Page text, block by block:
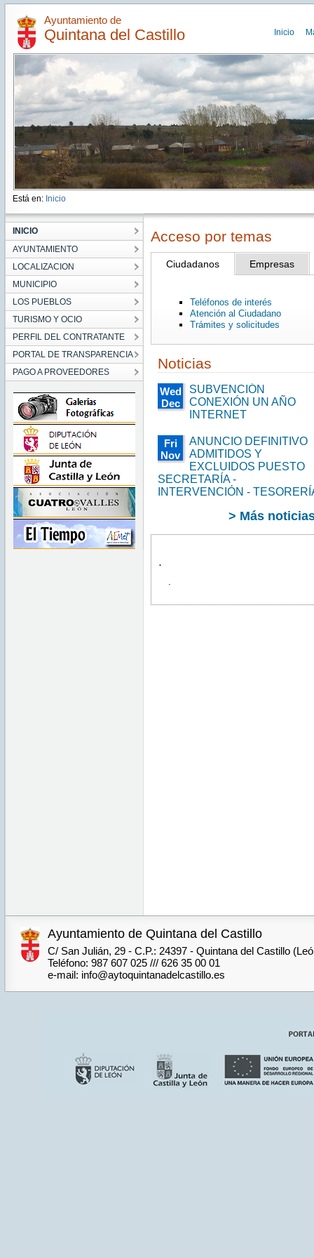
Ayuntamiento de
Quintana del Castillo Inicio
Está en: Inicio
INICIO
AYUNTAMIENTO
LOCALIZACION
MUNICIPIO
LOS PUEBLOS
TURISMO Y OCIO
PERFIL DEL CONTRATANTE
PORTAL DE TRANSPARENCIA
PAGO A PROVEEDORES
Acceso por temas
Ciudadanos Empresas
Teléfonos de interés
Atención al Ciudadano
Trámites y solicitudes
Noticias
Wed
Dec
CET
2021
Wed
15
00:00:00
CET
SUBVENCIÓN
CONEXIÓN UN AÑO
INTERNET
Fri
Nov
00:00:00
CET
ANUNCIO DEFINITIVO
ADMITIDOS Y
EXCLUIDOS PUESTO
SECRETARÍA -
INTERVENCIÓN -
> Más
.
.
Ayuntamiento de Quintana del Castillo
C/ San Julián, 29 - C.P.: 24397 - Quintana del Castillo
Teléfono: 987 607 025 /// 626 35 00 01
e-mail: info@aytoquintanadelcastillo.es